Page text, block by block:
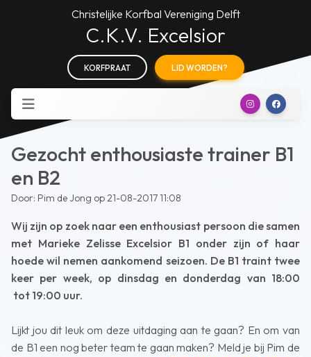
Christelijke Korfbal Vereniging Delft
C.K.V. Excelsior
KORFPRAAT LID WORDEN?
Gezocht enthousiaste trainer B1
en B2
Door: Pim de Jong op 21-08-2017 11:08
Wij zijn op zoek naar een enthousiast persoon die samen
met Marieke Zelisse Excelsior B1 onder zijn of haar
hoede wil nemen aankomend seizoen. De B1 traint twee
keer per week, op dinsdag en donderdag van 18:00
tot 19:00 uur.
Lijkt jou dit leuk om deze uitdaging aan te gaan? En om van
de B1 een nog beter team te gaan maken? Meld je bij Pim de